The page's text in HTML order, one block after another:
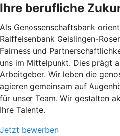
Ihre berufliche
Als Genossenschaftsbank
Raiffeisenbank Geislingen-
Fairness und
uns im Mittelpunkt. Dies prägt
Arbeitgeber. Wir leben die
agieren gemeinsam auf
für unser Team. Wir gestalten
Ihre Talente.
Jetzt bewerben